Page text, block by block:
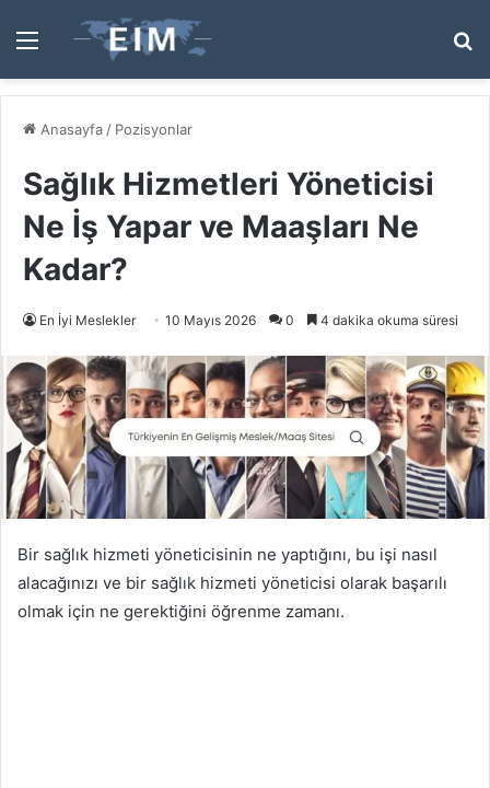
Menü
...
Anasayfa / Pozisyonlar
Sağlık Hizmetleri Yöneticisi
Ne İş Yapar ve Maaşları Ne
Kadar?
En İyi Meslekler 10 Mayıs 2026 0 4 dakika okuma süresi
Bir sağlık hizmeti yöneticisinin ne yaptığını, bu işi nasıl
alacağınızı ve bir sağlık hizmeti yöneticisi olarak başarılı
olmak için ne gerektiğini öğrenme zamanı.